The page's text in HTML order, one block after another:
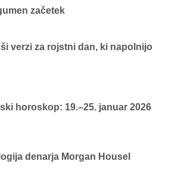
začetek
verzi za rojstni dan, ki napolnijo
horoskop: 19.–25. januar 2026
denarja Morgan Housel